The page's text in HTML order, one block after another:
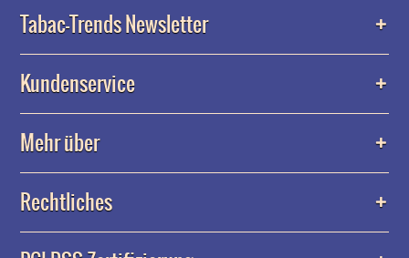
Tabac-Trends Newsletter
Kundenservice
Mehr über
Rechtliches